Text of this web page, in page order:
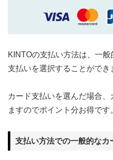
KINTOの支払い方法は、一
支払いを選択することができ
カード支払いを選んだ場合
ますのでポイント分お得です
支払い方法での一般的なカ